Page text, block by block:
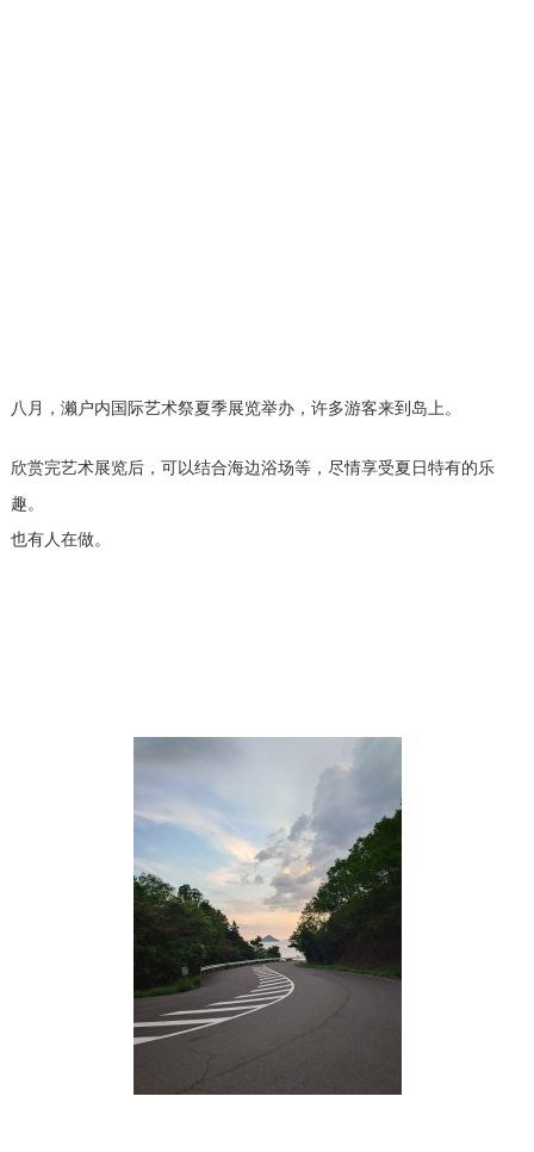
八月，濑户内国际艺术祭夏季展览举办，许多游客来到岛上。
欣赏完艺术展览后，可以结合海边浴场等，尽情享受夏日特有的乐
趣。
也有人在做。